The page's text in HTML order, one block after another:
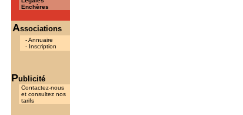
Enchères
Associations
- Annuaire
- Inscription
Publicité
Contactez-nous
et consultez nos
tarifs